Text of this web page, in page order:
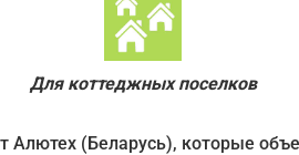
Для коттеджных поселков
(Беларусь), которые